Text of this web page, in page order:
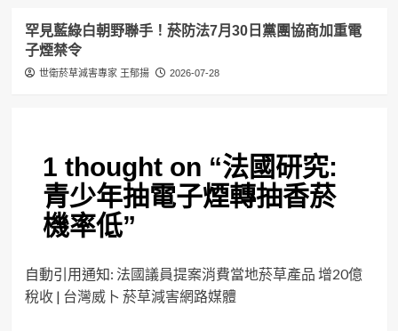
罕見藍綠白朝野聯手！菸防法7月30日黨團協商加重電
子煙禁令
世衛菸草減害專家 王郁揚 2026-07-28
1 thought on “法國研究:
青少年抽電子煙轉抽香菸
機率低”
自動引用通知: 法國議員提案消費當地菸草產品 增20億
稅收 | 台灣威卜 菸草減害網路媒體